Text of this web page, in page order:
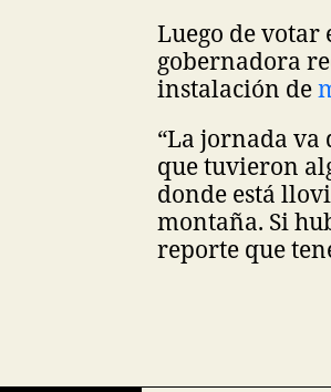
Luego de votar
gobernadora
instalación de
“La jornada
que tuvieron
donde está
montaña. Si
reporte que